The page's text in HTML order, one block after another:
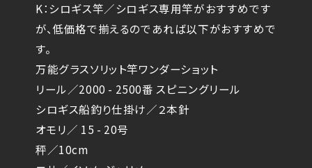
K：シロギス竿／シロギス専用竿がおすすめです
が、低価格で揃えるのであれば以下がおすすめで
す。
万能グラスソリット竿ワンダーショット
リール／2000 - 2500番 スピニングリール
シロギス船釣り仕掛け／２本針
オモリ／ 15 - 20号
秤／10cm